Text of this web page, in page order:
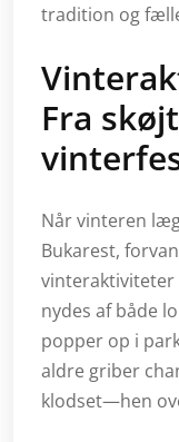
tradition og
Fra
Når vinteren
Bukarest,
vinteraktiviteter
nydes af både
popper op i
aldre griber
klodset—hen